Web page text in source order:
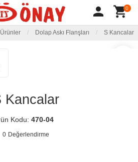
person shopping_cart0
Ürünler Dolap Askı Flanşları S Kancalar
Kancalar
Kodu: 470-04
0 Değerlendirme